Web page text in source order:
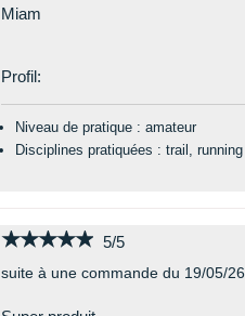
Miam
Profil:
Niveau de pratique : amateur
Disciplines pratiquées : trail, running
★★★★★
★★★★★ 5/5
suite à une commande du 19/05/26